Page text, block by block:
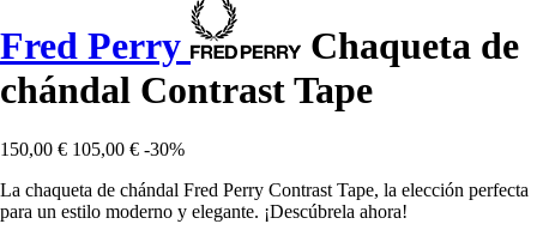
Fred Perry
Chaqueta de
chándal Contrast Tape
150,00 € 105,00 € -30%
La chaqueta de chándal Fred Perry Contrast Tape, la elección perfecta
para un estilo moderno y elegante. ¡Descúbrela ahora!